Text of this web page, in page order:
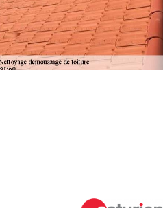
traitement hydrofuge toiture va,
réapparition des mousses. En tant